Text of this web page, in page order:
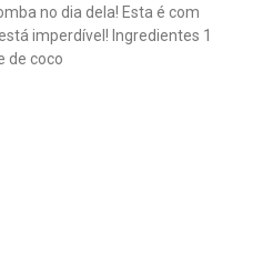
no dia dela! Esta é com
imperdível! Ingredientes 1
de coco